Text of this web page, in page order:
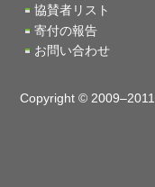
協賛者リスト
寄付の報告
お問い合わせ
Copyright ©